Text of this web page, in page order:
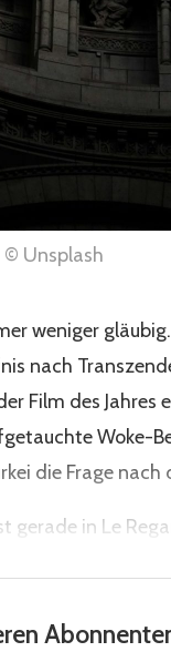
© Unsplash
weniger
nach
Film des
Woke-
die Frage
gerade in Le